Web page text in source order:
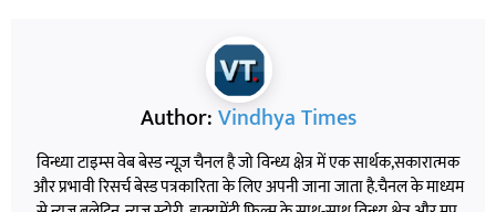
Author:Vindhya Times
विन्ध्या टाइम्स वेब बेस्ड न्यूज़ चैनल है जो विन्ध्य क्षेत्र में एक सार्थक,सकारात्मक
और प्रभावी रिसर्च बेस्ड पत्रकारिता के लिए अपनी जाना जाता है.चैनल के माध्यम